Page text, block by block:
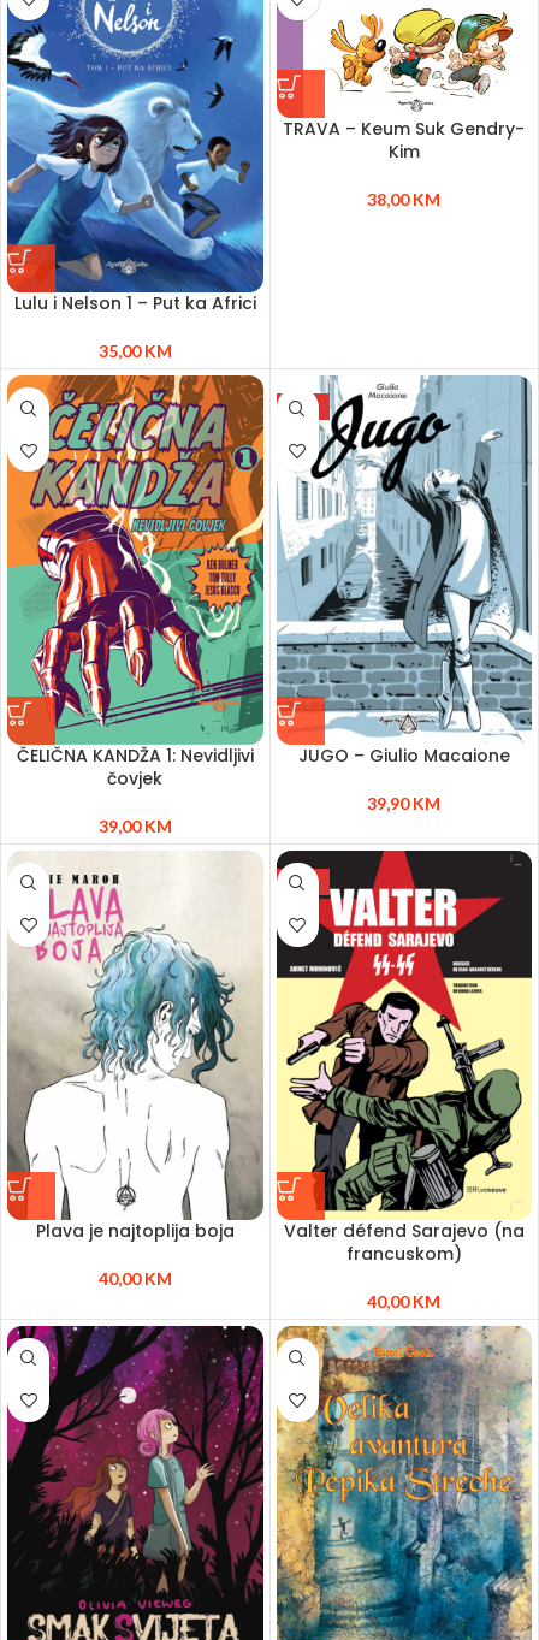
Lulu i Nelson 1 – Put ka Africi
35,00KM
TRAVA – Keum Suk Gendry-
Kim
38,00KM
ČELIČNA KANDŽA 1: Nevidljivi
čovjek
39,00KM
NEW
JUGO – Giulio Macaione
39,90KM
Plava je najtoplija boja
40,00KM
NEW
Valter défend Sarajevo (na
francuskom)
40,00KM